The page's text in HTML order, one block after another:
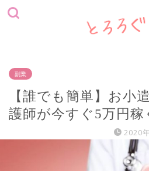
副業
【誰でも簡単】お小
護師が今すぐ5万円稼
2020